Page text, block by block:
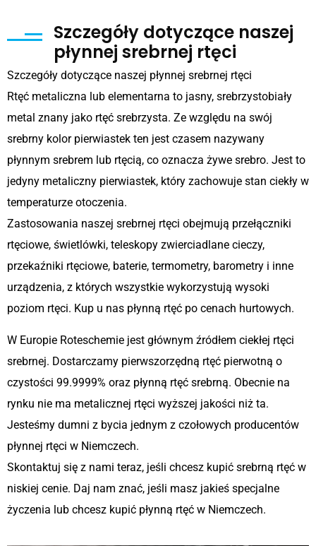
Szczegóły dotyczące naszej
płynnej srebrnej rtęci
Szczegóły dotyczące naszej płynnej srebrnej rtęci
Rtęć metaliczna lub elementarna to jasny, srebrzystobiały
metal znany jako rtęć srebrzysta. Ze względu na swój
srebrny kolor pierwiastek ten jest czasem nazywany
płynnym srebrem lub rtęcią, co oznacza żywe srebro. Jest to
jedyny metaliczny pierwiastek, który zachowuje stan ciekły w
temperaturze otoczenia.
Zastosowania naszej srebrnej rtęci obejmują przełączniki
rtęciowe, świetlówki, teleskopy zwierciadlane cieczy,
przekaźniki rtęciowe, baterie, termometry, barometry i inne
urządzenia, z których wszystkie wykorzystują wysoki
poziom rtęci. Kup u nas płynną rtęć po cenach hurtowych.
W Europie Roteschemie jest głównym źródłem ciekłej rtęci
srebrnej. Dostarczamy pierwszorzędną rtęć pierwotną o
czystości 99.9999% oraz płynną rtęć srebrną. Obecnie na
rynku nie ma metalicznej rtęci wyższej jakości niż ta.
Jesteśmy dumni z bycia jednym z czołowych producentów
płynnej rtęci w Niemczech.
Skontaktuj się z nami teraz, jeśli chcesz kupić srebrną rtęć w
niskiej cenie. Daj nam znać, jeśli masz jakieś specjalne
życzenia lub chcesz kupić płynną rtęć w Niemczech.